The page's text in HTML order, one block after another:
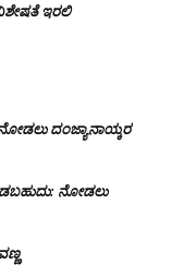
ಇರಲಿ
ದಂಜ್ಯಾನಾಯ್ಕರ
ನೋಡಲು